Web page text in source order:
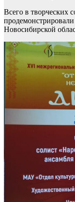
Всего в творческих
Новосибирской